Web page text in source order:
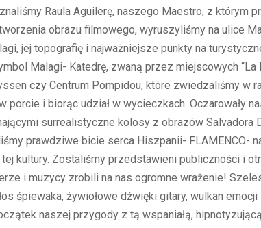
Raula Aguilerę, naszego Maestro, z którym
obrazu filmowego, wyruszyliśmy na ulice
jej topografię i najważniejsze punkty na
Malagi- Katedrę, zwaną przez miejscowych “La
czy Centrum Pompidou, które zwiedzaliśmy w
porcie i biorąc udział w wycieczkach. Oczarowały
surrealistyczne kolosy z obrazów Salvadora
prawdziwe bicie serca Hiszpanii- FLAMENCO-
kultury. Zostaliśmy przedstawieni publiczności i
i muzycy zrobili na nas ogromne wrażenie!
śpiewaka, żywiołowe dźwięki gitary, wulkan
naszej przygody z tą wspaniałą,